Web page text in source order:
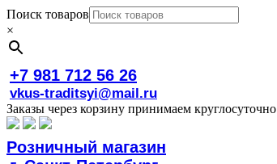
Поиск товаров
×
+7 981 712 56 26
vkus-traditsyi@mail.ru
Заказы через корзину принимаем круглосуточно
Розничный магазин